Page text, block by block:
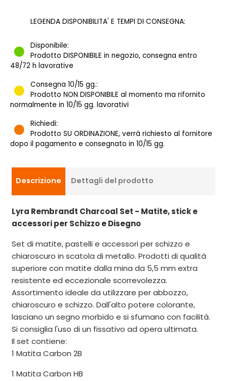
LEGENDA DISPONIBILITA' E TEMPI DI CONSEGNA:
Disponibile:
Prodotto DISPONIBILE in negozio, consegna entro
48/72 h lavorative
Consegna 10/15 gg.:
Prodotto NON DISPONIBILE al momento ma rifornito
normalmente in 10/15 gg. lavorativi
Richiedi:
Prodotto SU ORDINAZIONE, verrà richiesto al fornitore
dopo il pagamento e consegnato in 10/15 gg.
Descrizione Dettagli del prodotto
Lyra Rembrandt Charcoal Set - Matite, stick e
accessori per Schizzo e Disegno
Set di matite, pastelli e accessori per schizzo e
chiaroscuro in scatola di metallo. Prodotti di qualità
superiore con matite dalla mina da 5,5 mm extra
resistente ed eccezionale scorrevolezza.
Assortimento ideale da utilizzare per abbozzo,
chiaroscuro e schizzo. Dall'alto potere colorante,
lasciano un segno morbido e si sfumano con facilità.
Si consiglia l'uso di un fissativo ad opera ultimata.
Il set contiene:
1 Matita Carbon 2B
1 Matita Carbon HB